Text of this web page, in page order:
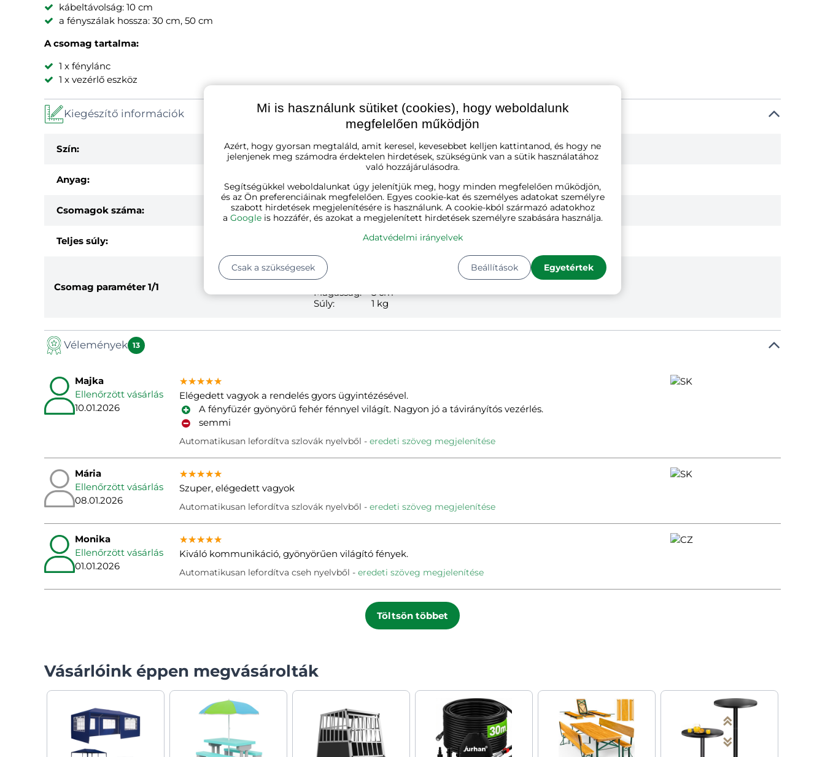
kábeltávolság: 10 cm
a fényszálak hossza: 30 cm, 50 cm
A csomag tartalma:
1 x fénylánc
1 x vezérlő eszköz
Kiegészítő információk
Szín: fehér
Anyag:
Csomagok száma: 1
Teljes súly:
Csomag paraméter 1/1
Hosszúság:
Szélesség:
Magasság:
5 cm
Súly:
1 kg
Vélemények 13
Majka
Ellenőrzött vásárlás
10.01.2026
★★★★★
★★★★★
★★★★★
Elégedett vagyok a rendelés gyors ügyintézésével.
A fényfüzér gyönyörű fehér fénnyel világít. Nagyon jó a távirányítós vezérlés.
semmi
Automatikusan lefordítva szlovák nyelvből eredeti szöveg megjelenítése
Mária
Ellenőrzött vásárlás
08.01.2026
★★★★★
★★★★★
★★★★★
Szuper, elégedett vagyok
Automatikusan lefordítva szlovák nyelvből eredeti szöveg megjelenítése
Monika
Ellenőrzött vásárlás
01.01.2026
★★★★★
★★★★★
★★★★★
Kiváló kommunikáció, gyönyörűen világító fények.
Automatikusan lefordítva cseh nyelvből eredeti szöveg megjelenítése
Töltsön többet
Vásárlóink éppen megvásárolták
Mi is használunk sütiket (cookies), hogy weboldalunk
megfelelően működjön
Azért, hogy gyorsan megtaláld, amit keresel, kevesebbet kelljen kattintanod, és hogy ne
jelenjenek meg számodra érdektelen hirdetések, szükségünk van a sütik használatához
való hozzájárulásodra.
Segítségükkel weboldalunkat úgy jelenítjük meg, hogy minden megfelelően működjön,
és az Ön preferenciáinak megfelelően. Egyes cookie-kat és személyes adatokat személyre
szabott hirdetések megjelenítésére is használunk. A cookie-kból származó adatokhoz
a Googleis hozzáfér, és azokat a megjelenített hirdetések személyre szabására használja.
Adatvédelmi irányelvek
Beállítások Egyetértek
Csak a szükségesek